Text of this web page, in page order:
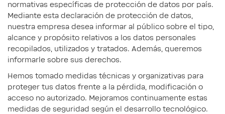
normativas específicas de protección de datos por país.
Mediante esta declaración de protección de datos,
nuestra empresa desea informar al público sobre el tipo,
alcance y propósito relativos a los datos personales
recopilados, utilizados y tratados. Además, queremos
informarle sobre sus derechos.
Hemos tomado medidas técnicas y organizativas para
proteger tus datos frente a la pérdida, modificación o
acceso no autorizado. Mejoramos continuamente estas
medidas de seguridad según el desarrollo tecnológico.